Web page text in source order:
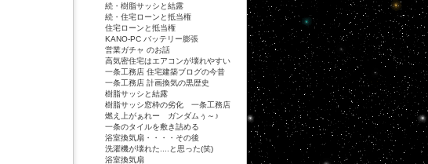
続・樹脂サッシと結露
続・住宅ローンと抵当権
住宅ローンと抵当権
KANO-PC バッテリー膨張
営業ガチャ のお話
高気密住宅はエアコンが壊れやすい
一条工務店 住宅建築ブログの今昔
一条工務店 計画換気の黒歴史
樹脂サッシと結露
樹脂サッシ窓枠の劣化 一条工務店
燃え上がぁれー ガンダムぅ～♪
一条のタイルを敷き詰める
浴室換気扇・・・・その後
洗濯機が壊れた....と思った(笑)
浴室換気扇